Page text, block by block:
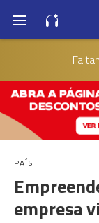
PAÍS
empresa